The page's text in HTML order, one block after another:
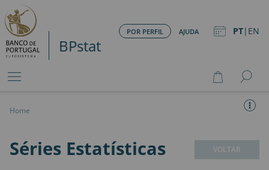
BPstat
PT| EN
POR PERFIL AJUDA
Home
Séries Estatísticas VOLTAR